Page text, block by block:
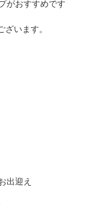
がおすすめです
います。
出迎え